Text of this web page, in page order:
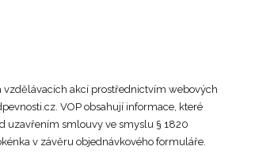
vzdělávacích akcí prostřednictvím webových
VOP obsahují informace, které
uzavřením smlouvy ve smyslu § 1820
v závěru objednávkového formuláře.